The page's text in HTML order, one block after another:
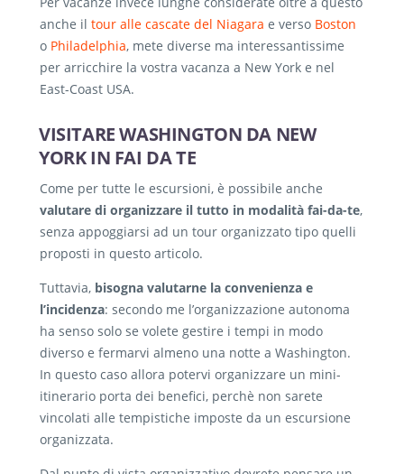
anche il tour alle cascate del Niagara e verso Boston
o Philadelphia, mete diverse ma interessantissime
per arricchire la vostra vacanza a New York e nel
East-Coast USA.
VISITARE WASHINGTON DA NEW
YORK IN FAI DA TE
Come per tutte le escursioni, è possibile anche
valutare di organizzare il tutto in modalità fai-da-te,
senza appoggiarsi ad un tour organizzato tipo quelli
proposti in questo articolo.
Tuttavia, bisogna valutarne la convenienza e
l’incidenza: secondo me l’organizzazione autonoma
ha senso solo se volete gestire i tempi in modo
diverso e fermarvi almeno una notte a Washington.
In questo caso allora potervi organizzare un mini-
itinerario porta dei benefici, perchè non sarete
vincolati alle tempistiche imposte da un escursione
organizzata.